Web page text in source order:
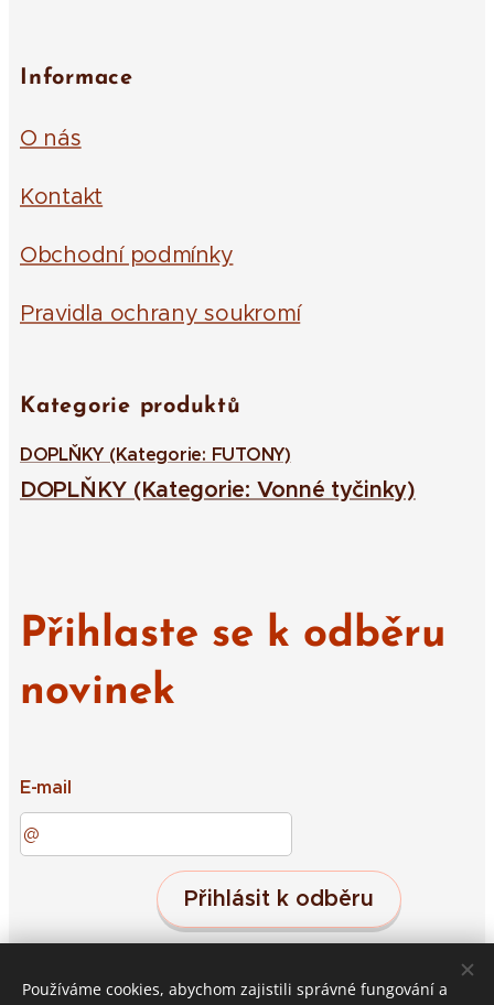
Informace
O nás
Kontakt
Obchodní podmínky
Pravidla ochrany soukromí
Kategorie produktů
DOPLŇKY (Kategorie: FUTONY)
DOPLŇKY (Kategorie: Vonné tyčinky)
Přihlaste se k odběru
novinek
E-mail
Přihlásit k odběru
Používáme cookies, abychom zajistili správné fungování a